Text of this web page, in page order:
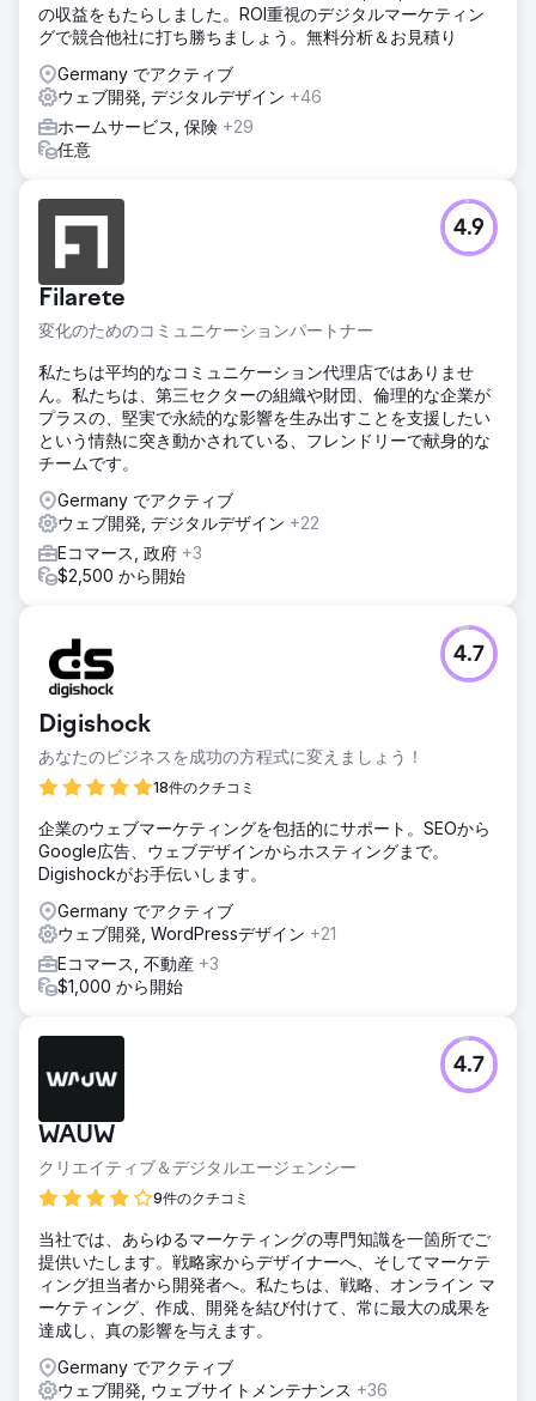
した。
 オーガニック コンバージョン/予約が月あたり 1,110% 以上
改善 (コンバージョン数が 6 から 73 に増加)  オーガニック
トラフィックが月あたり 482 から 2,197 (つまり 350% 以
上) に改善  25 のターゲット キーワードのうち、22 のキー
の収益をもたらしました。ROI重視のデジタルマーケティン
グで競合他社に打ち勝ちましょう。無料分析＆お見積り
Germany でアクティブ
ウェブ開発, デジタルデザイン +46
ホームサービス, 保険 +29
任意
Filarete
変化のためのコミュニケーションパートナー
4.9
私たちは平均的なコミュニケーション代理店ではありませ
ん。私たちは、第三セクターの組織や財団、倫理的な企業が
プラスの、堅実で永続的な影響を生み出すことを支援したい
という情熱に突き動かされている、フレンドリーで献身的な
チームです。
Germany でアクティブ
ウェブ開発, デジタルデザイン +22
Eコマース, 政府 +3
$2,500 から開始
Digishock
あなたのビジネスを成功の方程式に変えましょう！
18件のクチコミ
4.7
企業のウェブマーケティングを包括的にサポート。SEOから
Google広告、ウェブデザインからホスティングまで。
Digishockがお手伝いします。
Germany でアクティブ
ウェブ開発, WordPressデザイン +21
Eコマース, 不動産 +3
$1,000 から開始
WAUW
クリエイティブ＆デジタルエージェンシー
9件のクチコミ
4.7
当社では、あらゆるマーケティングの専門知識を一箇所でご
提供いたします。戦略家からデザイナーへ、そしてマーケテ
ィング担当者から開発者へ。私たちは、戦略、オンライン マ
ーケティング、作成、開発を結び付けて、常に最大の成果を
達成し、真の影響を与えます。
Germany でアクティブ
ウェブ開発, ウェブサイトメンテナンス +36